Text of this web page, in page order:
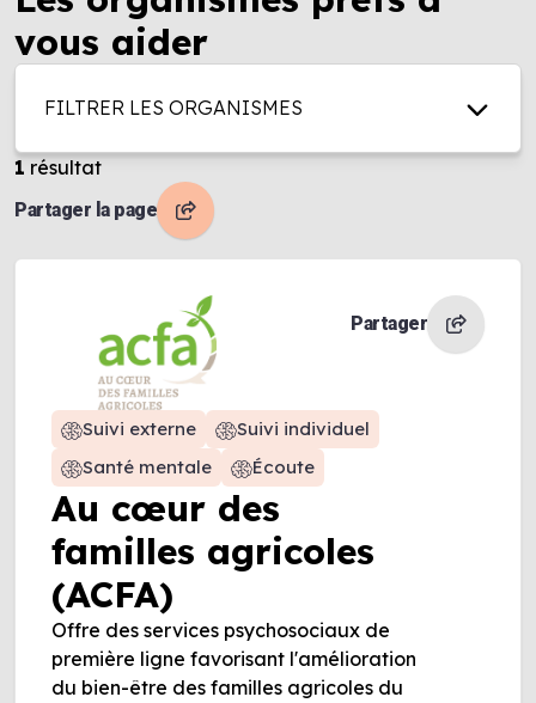
vous aider
FILTRER LES ORGANISMES
1 résultat
Partager la page
Au cœur des
familles agricoles
(ACFA)
Partager
Suivi externe
Suivi individuel
Santé mentale
Écoute
Offre des services psychosociaux de
première ligne favorisant l'amélioration
du bien-être des familles agricoles du